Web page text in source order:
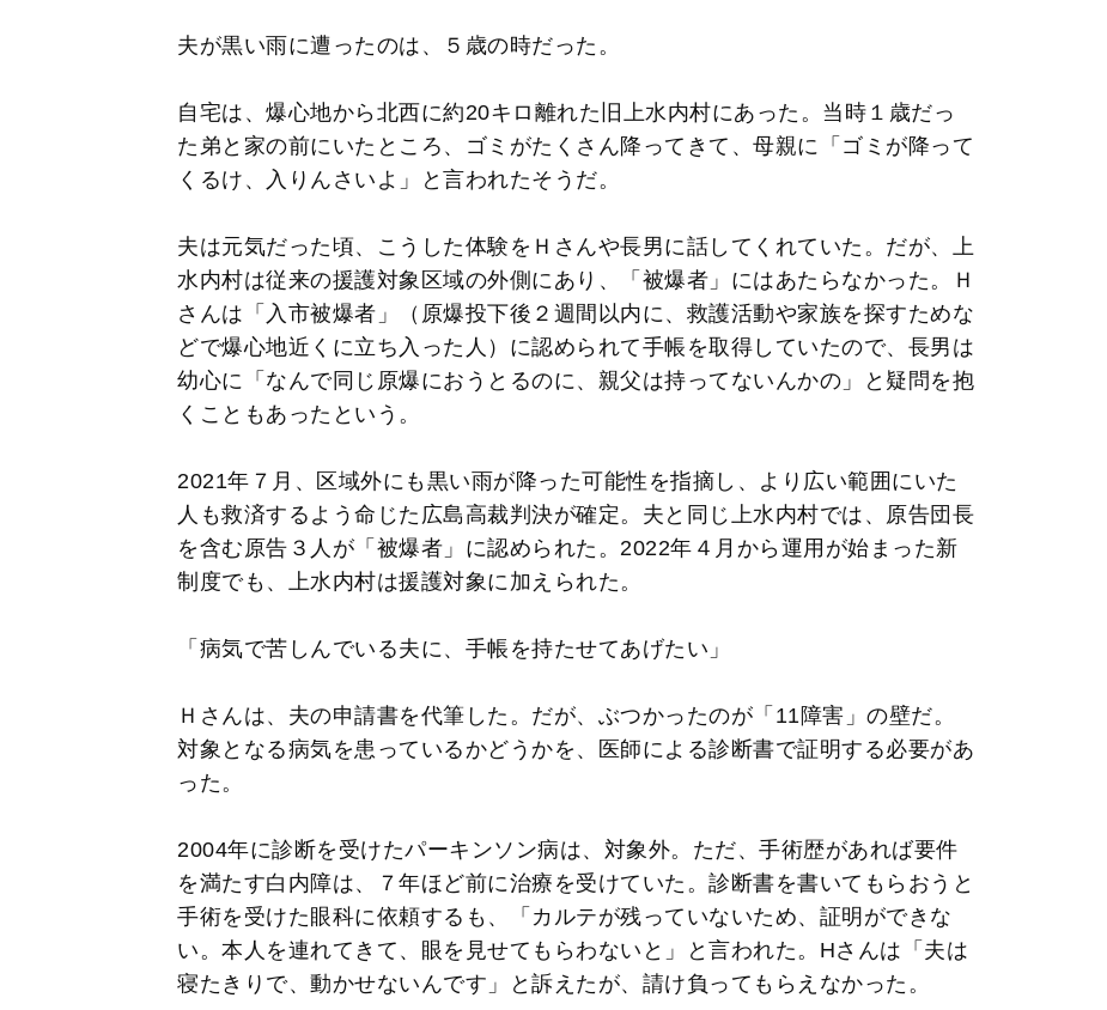
夫が黒い雨に遭ったのは、５歳の時だった。
自宅は、爆心地から北西に約20キロ離れた旧上水内村にあった。当時１歳だっ
た弟と家の前にいたところ、ゴミがたくさん降ってきて、母親に「ゴミが降って
くるけ、入りんさいよ」と言われたそうだ。
夫は元気だった頃、こうした体験をＨさんや長男に話してくれていた。だが、上
水内村は従来の援護対象区域の外側にあり、「被爆者」にはあたらなかった。Ｈ
さんは「入市被爆者」（原爆投下後２週間以内に、救護活動や家族を探すためな
どで爆心地近くに立ち入った人）に認められて手帳を取得していたので、長男は
幼心に「なんで同じ原爆におうとるのに、親父は持ってないんかの」と疑問を抱
くこともあったという。
2021年７月、区域外にも黒い雨が降った可能性を指摘し、より広い範囲にいた
人も救済するよう命じた広島高裁判決が確定。夫と同じ上水内村では、原告団長
を含む原告３人が「被爆者」に認められた。2022年４月から運用が始まった新
制度でも、上水内村は援護対象に加えられた。
「病気で苦しんでいる夫に、手帳を持たせてあげたい」
Ｈさんは、夫の申請書を代筆した。だが、ぶつかったのが「11障害」の壁だ。
対象となる病気を患っているかどうかを、医師による診断書で証明する必要があ
った。
2004年に診断を受けたパーキンソン病は、対象外。ただ、手術歴があれば要件
を満たす白内障は、７年ほど前に治療を受けていた。診断書を書いてもらおうと
手術を受けた眼科に依頼するも、「カルテが残っていないため、証明ができな
い。本人を連れてきて、眼を見せてもらわないと」と言われた。Hさんは「夫は
寝たきりで、動かせないんです」と訴えたが、請け負ってもらえなかった。